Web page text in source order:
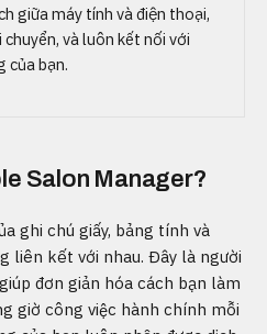
giữa máy tính và điện thoại,
và luôn kết nối với
của bạn.
Salon Manager?
ghi chú giấy, bảng tính và
liên kết với nhau. Đây là người
đơn giản hóa cách bạn làm
giờ công việc hành chính mỗi